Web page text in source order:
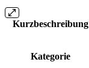
Kurzbeschreibung
Kategorie